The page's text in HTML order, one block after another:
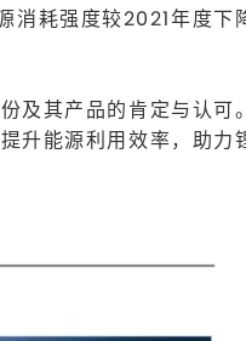
消耗强度较2021年度下
及其产品的肯定与认可。
升能源利用效率，助力